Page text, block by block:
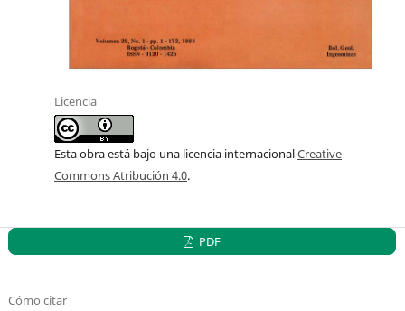
Licencia
Esta obra está bajo una licencia internacionalCreative
Commons Atribución 4.0.
PDF
Cómo citar